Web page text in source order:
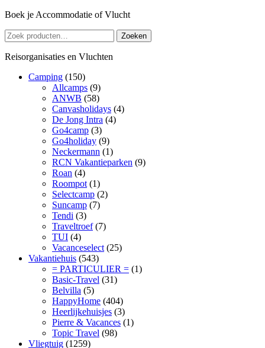
Boek je Accommodatie of Vlucht
Zoeken
naar:
Zoeken
Reisorganisaties en Vluchten
Camping (150)
Allcamps (9)
ANWB (58)
Canvasholidays (4)
De Jong Intra (4)
Go4camp (3)
Go4holiday (9)
Neckermann (1)
RCN Vakantieparken (9)
Roan (4)
Roompot (1)
Selectcamp (2)
Suncamp (7)
Tendi (3)
Traveltroef (7)
TUI (4)
Vacanceselect (25)
Vakantiehuis (543)
= PARTICULIER = (1)
Basic-Travel (31)
Belvilla (5)
HappyHome (404)
Heerlijkehuisjes (3)
Pierre & Vacances (1)
Topic Travel (98)
Vliegtuig (1259)